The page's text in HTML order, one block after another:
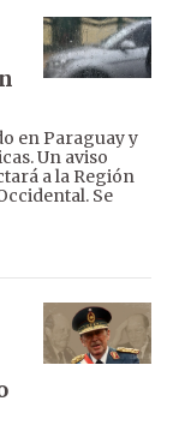
en Paraguay y
Un aviso
a la Región
Se